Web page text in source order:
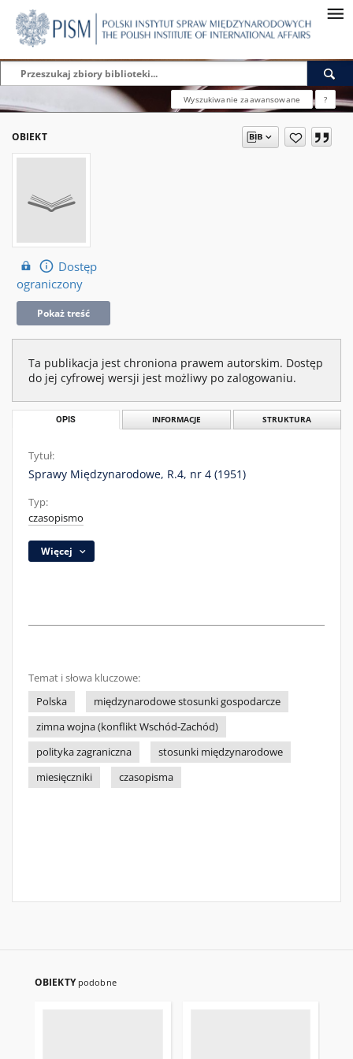
Wyszukiwanie zaawansowane ?
OBIEKT
Dostęp
ograniczony
Pokaż treść
Ta publikacja jest chroniona prawem autorskim. Dostęp
do jej cyfrowej wersji jest możliwy po zalogowaniu.
OPIS INFORMACJE STRUKTURA
Tytuł:
Sprawy Międzynarodowe, R.4, nr 4 (1951)
Typ:
czasopismo
Więcej
Temat i słowa kluczowe:
Polska
międzynarodowe stosunki gospodarcze
zimna wojna (konflikt Wschód-Zachód)
polityka zagraniczna
stosunki międzynarodowe
miesięczniki
czasopisma
OBIEKTY podobne